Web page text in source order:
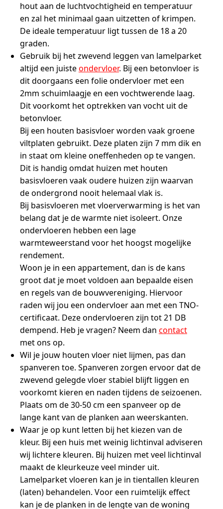
hout aan de luchtvochtigheid en temperatuur
en zal het minimaal gaan uitzetten of krimpen.
De ideale temperatuur ligt tussen de 18 a 20
graden.
Gebruik bij het zwevend leggen van lamelparket
altijd een juisteondervloer. Bij een betonvloer is
dit doorgaans een folie ondervloer met een
2mm schuimlaagje en een vochtwerende laag.
Dit voorkomt het optrekken van vocht uit de
betonvloer.
Bij een houten basisvloer worden vaak groene
viltplaten gebruikt. Deze platen zijn 7 mm dik en
in staat om kleine oneffenheden op te vangen.
Dit is handig omdat huizen met houten
basisvloeren vaak oudere huizen zijn waarvan
de ondergrond nooit helemaal vlak is.
Bij basisvloeren met vloerverwarming is het van
belang dat je de warmte niet isoleert. Onze
ondervloeren hebben een lage
warmteweerstand voor het hoogst mogelijke
rendement.
Woon je in een appartement, dan is de kans
groot dat je moet voldoen aan bepaalde eisen
en regels van de bouwvereniging. Hiervoor
raden wij jou een ondervloer aan met een TNO-
certificaat. Deze ondervloeren zijn tot 21 DB
dempend. Heb je vragen? Neem dan contact
met ons op.
Wil je jouw houten vloer niet lijmen, pas dan
spanveren toe. Spanveren zorgen ervoor dat de
zwevend gelegde vloer stabiel blijft liggen en
voorkomt kieren en naden tijdens de seizoenen.
Plaats om de 30-50 cm een spanveer op de
lange kant van de planken aan weerskanten.
Waar je op kunt letten bij het kiezen van de
kleur. Bij een huis met weinig lichtinval adviseren
wij lichtere kleuren. Bij huizen met veel lichtinval
maakt de kleurkeuze veel minder uit.
Lamelparket vloeren kan je in tientallen kleuren
(laten) behandelen. Voor een ruimtelijk effect
kan je de planken in de lengte van de woning